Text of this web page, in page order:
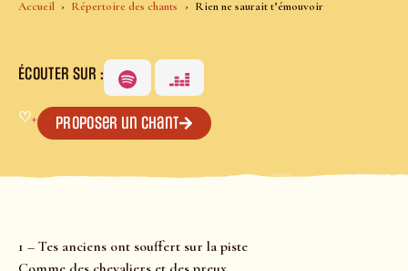
Accueil Répertoire des chants Rien ne saurait t’émouvoir
ÉCOUTER SUR :
♡+ Proposer un chant
1 – Tes anciens ont souffert sur la piste